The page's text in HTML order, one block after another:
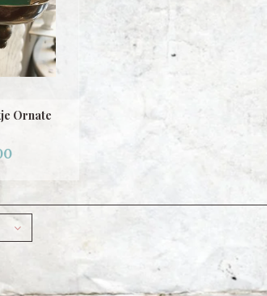
Ornate